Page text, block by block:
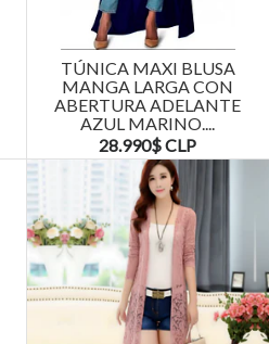
TÚNICA MAXI BLUSA
MANGA LARGA CON
ABERTURA ADELANTE
AZUL MARINO....
28.990$ CLP